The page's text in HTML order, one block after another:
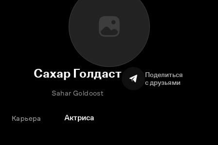
Сахар Голдаст
Sahar Goldoost
Поделиться
с друзьями
Карьера Актриса